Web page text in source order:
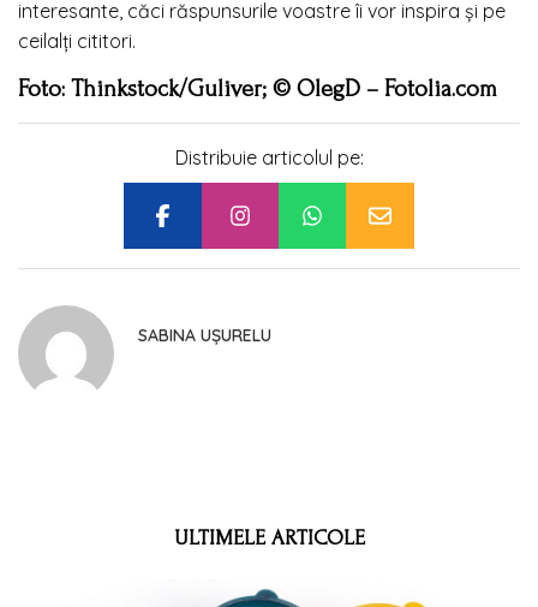
interesante, căci răspunsurile voastre îi vor inspira și pe
ceilalți cititori.
Foto: Thinkstock/Guliver; © OlegD – Fotolia.com
Distribuie articolul pe:
SABINA UȘURELU
ULTIMELE ARTICOLE